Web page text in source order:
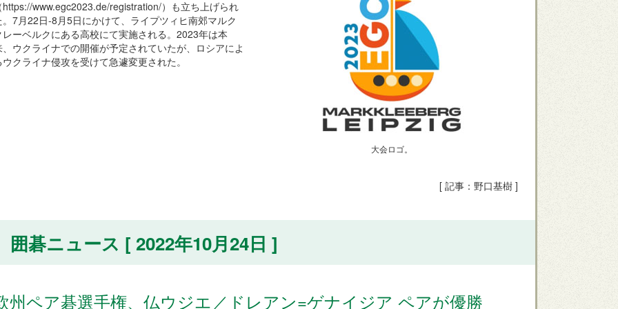
https://www.egc2023.de/registration/）も立ち上げられ
。7月22日-8月5日にかけて、ライプツィヒ南郊マルク
レーベルクにある高校にて実施される。2023年は本
、ウクライナでの開催が予定されていたが、ロシアによ
クライナ侵攻を受けて急遽変更された。
大会ロゴ。
[ 記事：野口基樹 ]
囲碁ニュース [ 2022年10月24日 ]
州ペア碁選手権、仏ウジエ／ドレアン=ゲナイジア ペアが優勝